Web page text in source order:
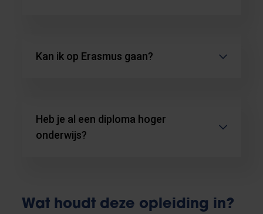
Kan ik op Erasmus gaan?
Heb je al een diploma hoger
onderwijs?
Wat houdt deze opleiding in?